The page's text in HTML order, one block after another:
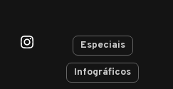
Especiais
Infográficos